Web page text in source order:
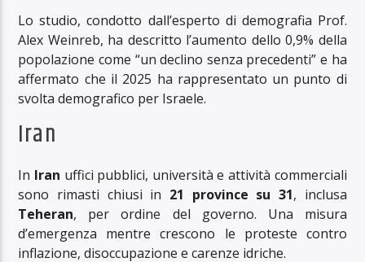
Lo studio, condotto dall’esperto di demografia Prof.
Alex Weinreb, ha descritto l’aumento dello 0,9% della
popolazione come “un declino senza precedenti” e ha
affermato che il 2025 ha rappresentato un punto di
svolta demografico per Israele.
Iran
In Iran uffici pubblici, università e attività commerciali
sono rimasti chiusi in 21 province su 31, inclusa
Teheran, per ordine del governo. Una misura
d’emergenza mentre crescono le proteste contro
inflazione, disoccupazione e carenze idriche.